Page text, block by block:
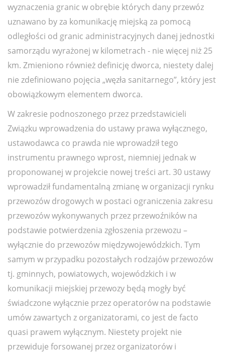
wyznaczenia granic w obrębie których dany przewóz
uznawano by za komunikację miejską za pomocą
odległości od granic administracyjnych danej jednostki
samorządu wyrażonej w kilometrach - nie więcej niż 25
km. Zmieniono również definicję dworca, niestety dalej
nie zdefiniowano pojęcia „węzła sanitarnego”, który jest
obowiązkowym elementem dworca.
W zakresie podnoszonego przez przedstawicieli
Związku wprowadzenia do ustawy prawa wyłącznego,
ustawodawca co prawda nie wprowadził tego
instrumentu prawnego wprost, niemniej jednak w
proponowanej w projekcie nowej treści art. 30 ustawy
wprowadził fundamentalną zmianę w organizacji rynku
przewozów drogowych w postaci ograniczenia zakresu
przewozów wykonywanych przez przewoźników na
podstawie potwierdzenia zgłoszenia przewozu –
wyłącznie do przewozów międzywojewódzkich. Tym
samym w przypadku pozostałych rodzajów przewozów
tj. gminnych, powiatowych, wojewódzkich i w
komunikacji miejskiej przewozy będą mogły być
świadczone wyłącznie przez operatorów na podstawie
umów zawartych z organizatorami, co jest de facto
quasi prawem wyłącznym. Niestety projekt nie
przewiduje forsowanej przez organizatorów i